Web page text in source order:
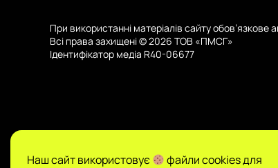
При використанні матеріалів сайту обов’язкове
Всі права захищені © 2026 ТОВ «ПМСГ»
Ідентифікатор медіа R40-06677
Наш сайт використовує
файли cookies для